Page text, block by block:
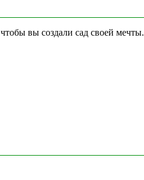
вы создали сад своей мечты.